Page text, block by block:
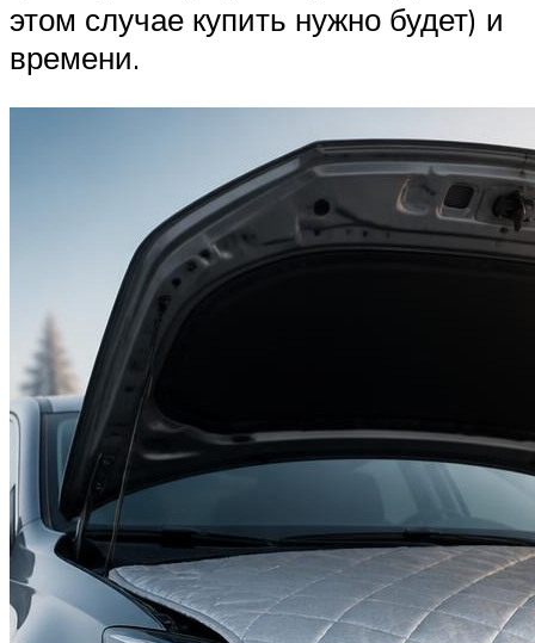
этом случае купить нужно будет) и
времени.